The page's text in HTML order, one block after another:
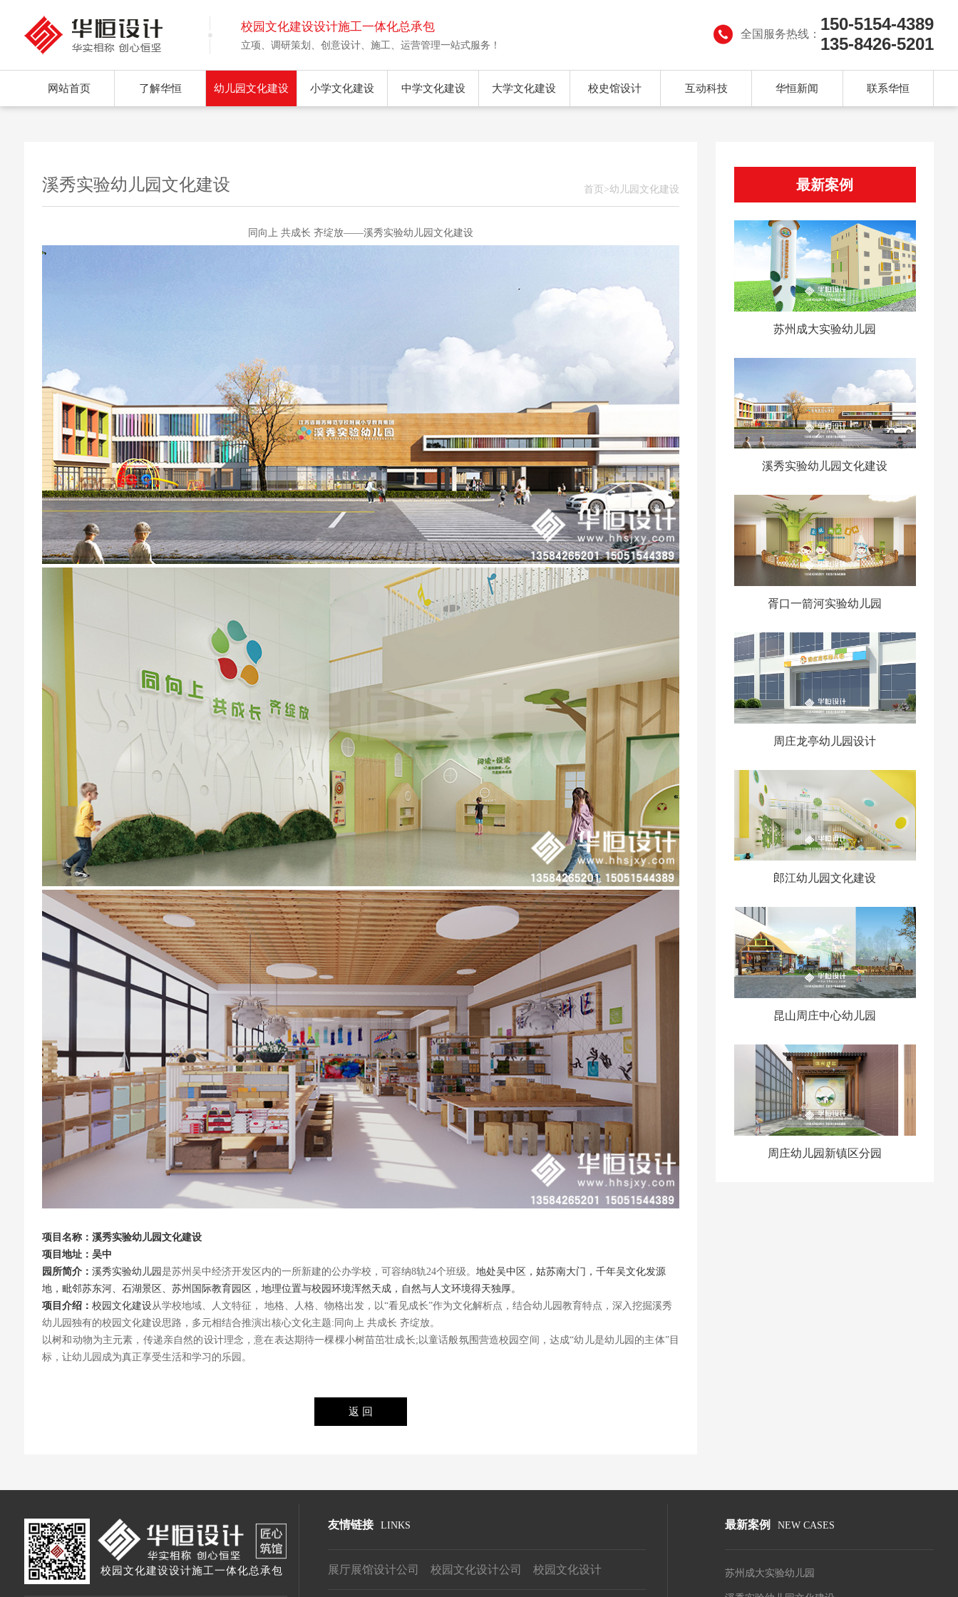
校园文化建设设计施工一体化总承包
立项、调研策划、创意设计、施工、运营管理一站式服务！
全国服务热线：
150-5154-4389
135-8426-5201
网站首页 了解华恒 幼儿园文化建设 小学文化建设 中学文化建设 大学文化建设 校史馆设计 互动科技 华恒新闻 联系华恒
溪秀实验幼儿园文化建设 首页 >幼儿园文化建设
同向上 共成长 齐绽放——溪秀实验幼儿园文化建设
项目名称 ：溪秀实验幼儿园文化建设
项目地址：吴中
园所简介：溪秀实验幼儿园是苏州吴中经济开发区内的一所新建的公办学校，可容纳8轨24个班级。地处吴中区，姑苏南大门，千年吴文化发源
地，毗邻苏东河、石湖景区、苏州国际教育园区，地理位置与校园环境浑然天成，自然与人文环境得天独厚。
项目介绍：校园文化建设从学校地域、人文特征， 地格、人格、物格出发，以“看见成长”作为文化解析点，结合幼儿园教育特点，深入挖掘溪秀
幼儿园独有的校园文化建设思路，多元相结合推演出核心文化主题:同向上 共成长 齐绽放。
以树和动物为主元素，传递亲自然的设计理念，意在表达期待一棵棵小树苗茁壮成长;以童话般氛围营造校园空间，达成“幼儿是幼儿园的主体”目
标，让幼儿园成为真正享受生活和学习的乐园。
最新案例
苏州成大实验幼儿园
溪秀实验幼儿园文化建设
胥口一箭河实验幼儿园
周庄龙亭幼儿园设计
郎江幼儿园文化建设
昆山周庄中心幼儿园
周庄幼儿园新镇区分园
校园文化建设设计施工一体化总承包
友情链接 LINKS
展厅展馆设计公司 校园文化设计公司 校园文化设计
最新案例 NEW CASES
苏州成大实验幼儿园